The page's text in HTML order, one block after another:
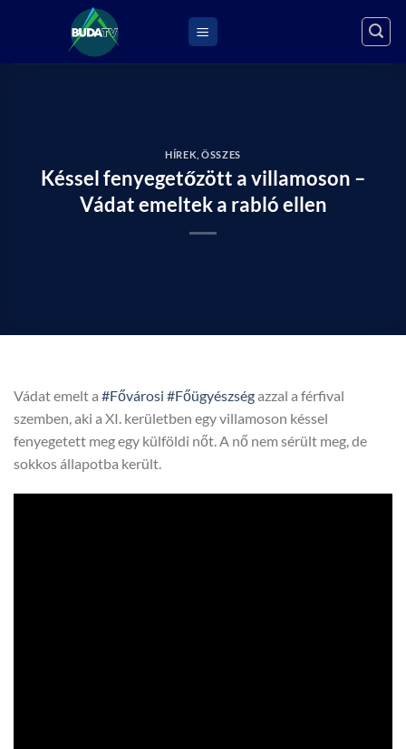
HÍREK ,ÖSSZES
Késsel fenyegetőzött a villamoson –
Vádat emeltek a rabló ellen
Vádat emelt a #Fővárosi #Főügyészségazzal a férfival
szemben, aki a XI. kerületben egy villamoson késsel
fenyegetett meg egy külföldi nőt. A nő nem sérült meg, de
sokkos állapotba került.